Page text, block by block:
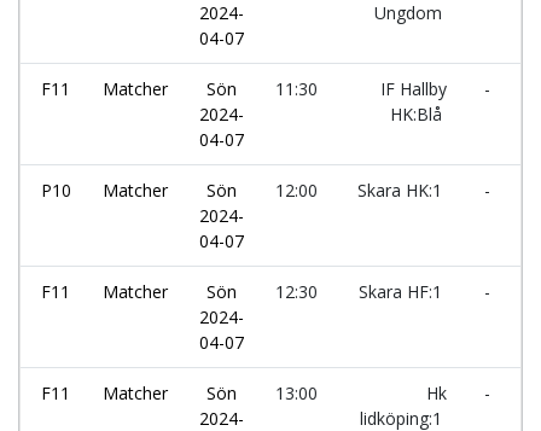
2024-
04-07
Ungdom
F11 Matcher
Sön
2024-
04-07
11:30
IF Hallby
HK:Blå
-
P10 Matcher
Sön
2024-
04-07
12:00 Skara HK:1 -
F11 Matcher
Sön
2024-
04-07
12:30 Skara HF:1 -
F11 Matcher
Sön
2024-
13:00
Hk
lidköping:1
-